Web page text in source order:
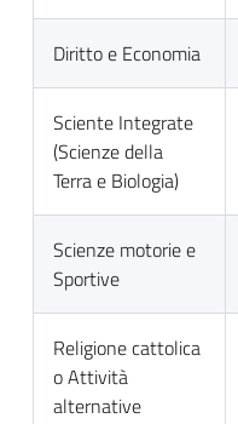
Diritto e Economia
Sciente Integrate
(Scienze della
Terra e Biologia)
Scienze motorie e
Sportive
Religione cattolica
o Attività
alternative